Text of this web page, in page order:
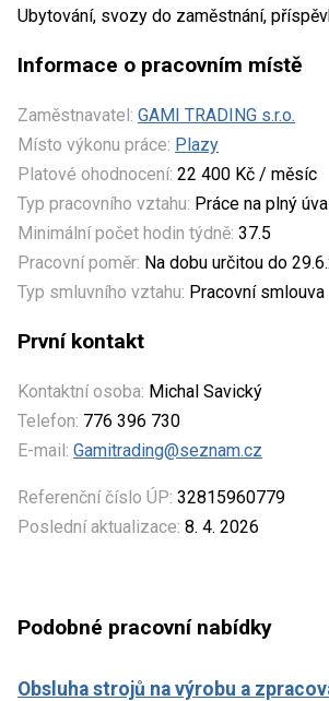
Ubytování, svozy do zaměstnání,
Informace o pracovním místě
Zaměstnavatel: GAMI TRADING s.r.o.
Místo výkonu práce: Plazy
Platové ohodnocení: 22 400 Kč / měsíc
Typ pracovního vztahu: Práce na plný
Minimální počet hodin týdně: 37.5
Pracovní poměr: Na dobu určitou do
Typ smluvního vztahu: Pracovní smlouva
První kontakt
Kontaktní osoba: Michal Savický
Telefon: 776 396 730
E-mail: Gamitrading@seznam.cz
Referenční číslo ÚP: 32815960779
Poslední aktualizace: 8. 4. 2026
Podobné pracovní nabídky
Obsluha strojů na výrobu a